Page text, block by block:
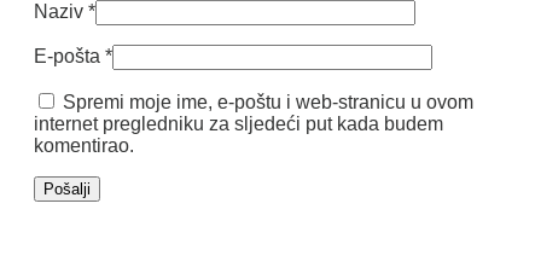
Naziv *
E-pošta *
Spremi moje ime, e-poštu i web-stranicu u ovom
internet pregledniku za sljedeći put kada budem
komentirao.